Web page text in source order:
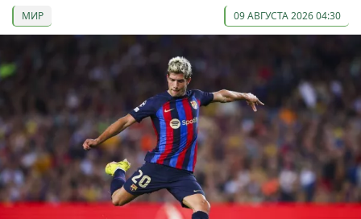
МИР 09 АВГУСТА 2026 04:30